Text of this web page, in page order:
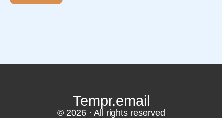
Tempr.email
© 2026 · All rights reserved